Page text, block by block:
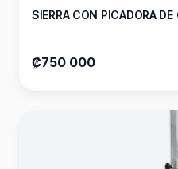
SIERRA CON PICADORA
₡750 000